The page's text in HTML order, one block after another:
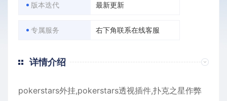
版本迭代 最新更新
专属服务 右下角联系在线客服
详情介绍
pokerstars外挂,pokerstars透视插件,扑克之星作弊